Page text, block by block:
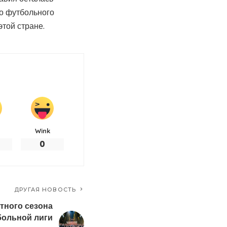
футбольного
стране.
Wink
0
ДРУГАЯ НОВОСТЬ
сезона
лиги